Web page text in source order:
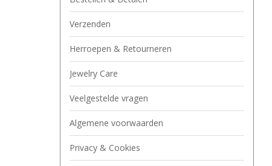
Verzenden
Herroepen & Retourneren
Jewelry Care
Veelgestelde vragen
Algemene voorwaarden
Privacy & Cookies